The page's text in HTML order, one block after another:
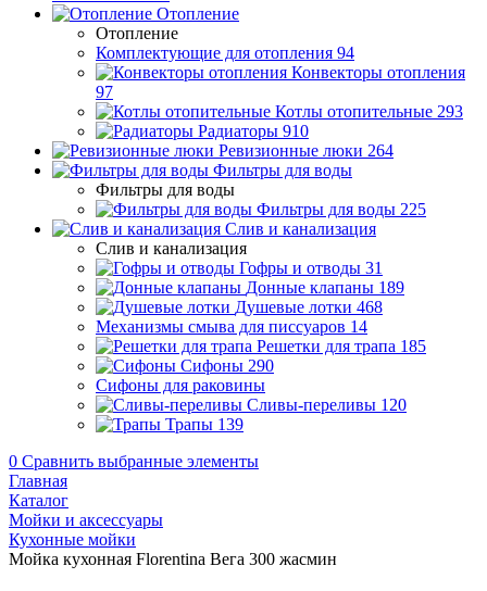
Отопление
Отопление
Комплектующие для отопления 94
Конвекторы отопления
97
Котлы отопительные 293
Радиаторы 910
Ревизионные люки 264
Фильтры для воды
Фильтры для воды
Фильтры для воды 225
Слив и канализация
Слив и канализация
Гофры и отводы 31
Донные клапаны 189
Душевые лотки 468
Механизмы смыва для писсуаров 14
Решетки для трапа 185
Сифоны 290
Сифоны для раковины
Сливы-переливы 120
Трапы 139
0 Сравнить выбранные элементы
Главная
Каталог
Мойки и аксессуары
Кухонные мойки
Мойка кухонная Florentina Вега 300 жасмин